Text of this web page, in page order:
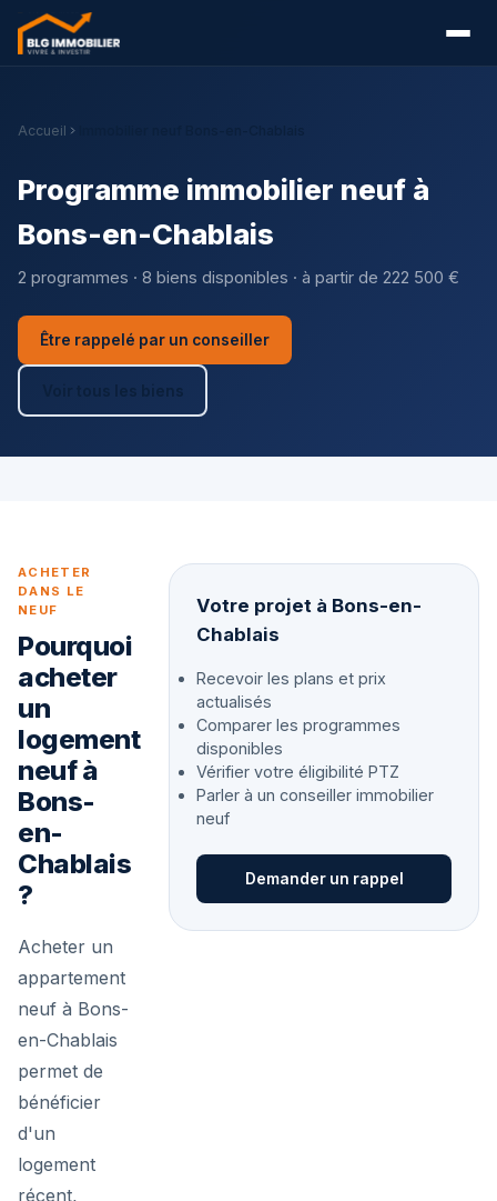
Accueil
Programme immobilier neuf à
Bons-en-Chablais
2 programmes · 8 biens disponibles · à partir de 222 500 €
Être rappelé par un conseiller
Voir tous les biens
ACHETER
DANS LE
NEUF
Pourquoi
acheter
un
logement
neuf à
Bons-
en-
Chablais
?
Acheter un
appartement
neuf à Bons-
en-Chablais
permet de
bénéficier
d'un
logement
récent,
Votre projet à Bons-en-
Chablais
Recevoir les plans et prix
actualisés
Comparer les programmes
disponibles
Vérifier votre éligibilité PTZ
Parler à un conseiller immobilier
neuf
Demander un rappel